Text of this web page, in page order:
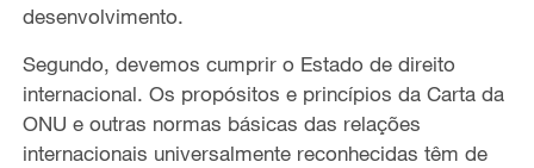
desenvolvimento.
Segundo, devemos cumprir o Estado de direito
internacional. Os propósitos e princípios da Carta da
ONU e outras normas básicas das relações
internacionais universalmente reconhecidas têm de